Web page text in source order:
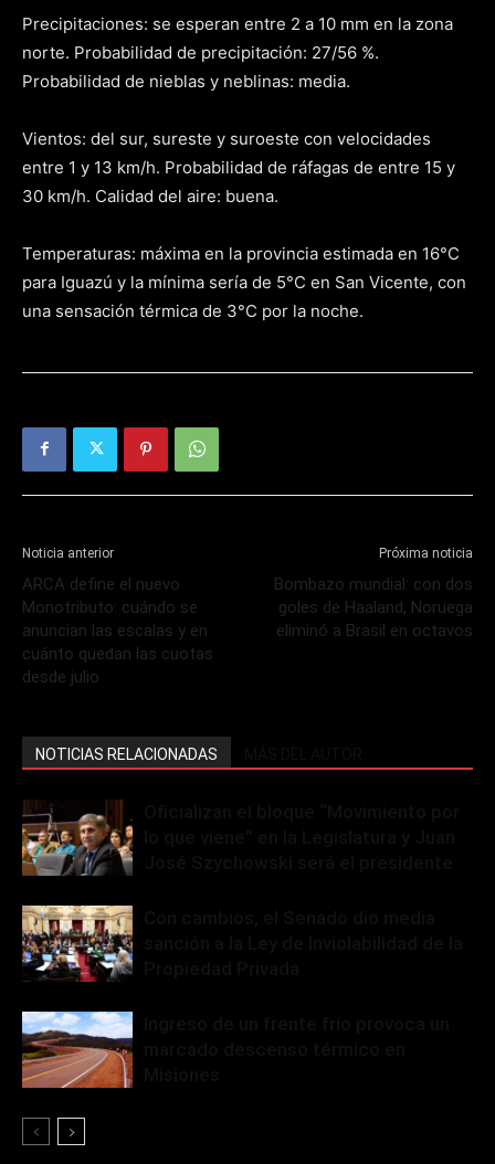
Precipitaciones: se esperan entre 2 a 10 mm en la zona
norte. Probabilidad de precipitación: 27/56 %.
Probabilidad de nieblas y neblinas: media.
Vientos: del sur, sureste y suroeste con velocidades
entre 1 y 13 km/h. Probabilidad de ráfagas de entre 15 y
30 km/h. Calidad del aire: buena.
Temperaturas: máxima en la provincia estimada en 16°C
para Iguazú y la mínima sería de 5°C en San Vicente, con
una sensación térmica de 3°C por la noche.
Noticia anterior
ARCA define el nuevo
Monotributo: cuándo se
anuncian las escalas y en
cuánto quedan las cuotas
desde julio
Próxima noticia
Bombazo mundial: con dos
goles de Haaland, Noruega
eliminó a Brasil en octavos
NOTICIAS RELACIONADAS